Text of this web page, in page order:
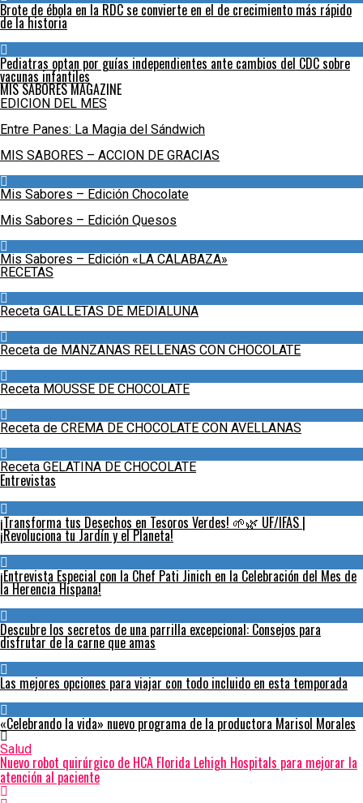
Brote de ébola en la RDC se convierte en el de crecimiento más rápido
de la historia
Pediatras optan por guías independientes ante cambios del CDC sobre
vacunas infantiles
MIS SABORES MAGAZINE
EDICION DEL MES
Entre Panes: La Magia del Sándwich
MIS SABORES – ACCION DE GRACIAS
Mis Sabores – Edición Chocolate
Mis Sabores – Edición Quesos
Mis Sabores – Edición «LA CALABAZA»
RECETAS
Receta GALLETAS DE MEDIALUNA
Receta de MANZANAS RELLENAS CON CHOCOLATE
Receta MOUSSE DE CHOCOLATE
Receta de CREMA DE CHOCOLATE CON AVELLANAS
Receta GELATINA DE CHOCOLATE
Entrevistas
¡Transforma tus Desechos en Tesoros Verdes! 🌱🌿 UF/IFAS |
¡Revoluciona tu Jardín y el Planeta!
¡Entrevista Especial con la Chef Pati Jinich en la Celebración del Mes de
la Herencia Hispana!
Descubre los secretos de una parrilla excepcional: Consejos para
disfrutar de la carne que amas
Las mejores opciones para viajar con todo incluido en esta temporada
«Celebrando la vida» nuevo programa de la productora Marisol Morales
Salud
Nuevo robot quirúrgico de HCA Florida Lehigh Hospitals para mejorar la
atención al paciente